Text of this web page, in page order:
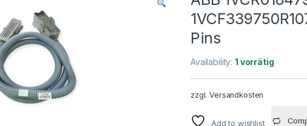
Pins
Availability:1 vorrätig
zzgl.Versandkosten
Add to wishlist